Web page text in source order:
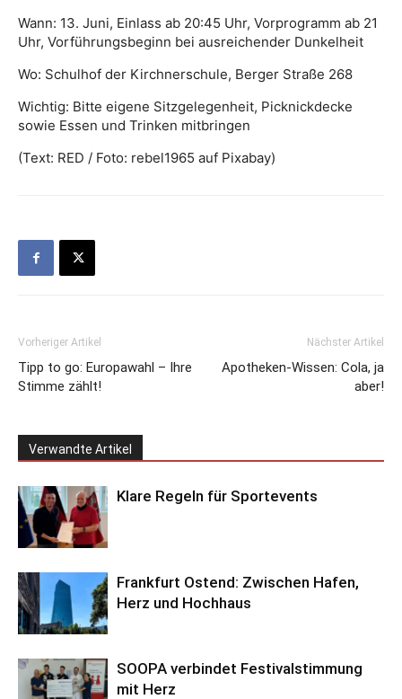
Wann: 13. Juni, Einlass ab 20:45 Uhr, Vorprogramm ab 21
Uhr, Vorführungsbeginn bei ausreichender Dunkelheit
Wo: Schulhof der Kirchnerschule, Berger Straße 268
Wichtig: Bitte eigene Sitzgelegenheit, Picknickdecke
sowie Essen und Trinken mitbringen
(Text: RED / Foto: rebel1965 auf Pixabay)
Vorheriger Artikel
Tipp to go: Europawahl – Ihre
Stimme zählt!
Nächster Artikel
Apotheken-Wissen: Cola, ja
aber!
Verwandte Artikel
Klare Regeln für Sportevents
Frankfurt Ostend: Zwischen Hafen,
Herz und Hochhaus
SOOPA verbindet Festivalstimmung
mit Herz